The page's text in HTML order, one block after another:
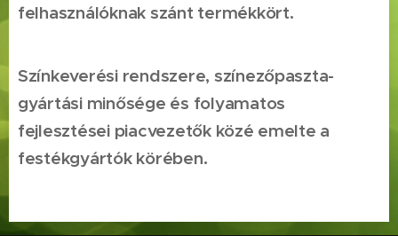
felhasználóknak szánt termékkört.
Színkeverési rendszere, színezőpaszta-
gyártási minősége és folyamatos
fejlesztései piacvezetők közé emelte a
festékgyártók körében.